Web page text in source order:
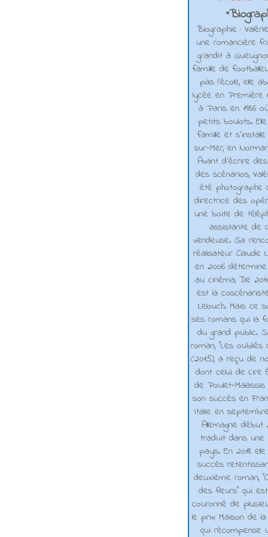
*
Biographie :
une romancière
grandit à
famille de
pas l'école, elle
lycée en
à Paris en 1986
petits boulots.
famille et
sur-Mer, en
Avant d’écrire
des scénarios,
été photographe
directrice des
une boite de
assistante de
vendeuse. Sa
réalisateur Claude
en 2006
au cinéma, De
est la
Lelouch. Mais ce
ses romans qui la
du grand public.
roman, "Les oubliés
(2015), a reçu de
dont celui de Lire
de Poulet-
son succès en
Italie en
Allemagne début
traduit dans une
pays. En 2018
succès
deuxième roman,
des fleurs" qui
couronné de
le prix Maison de la
qui récompense